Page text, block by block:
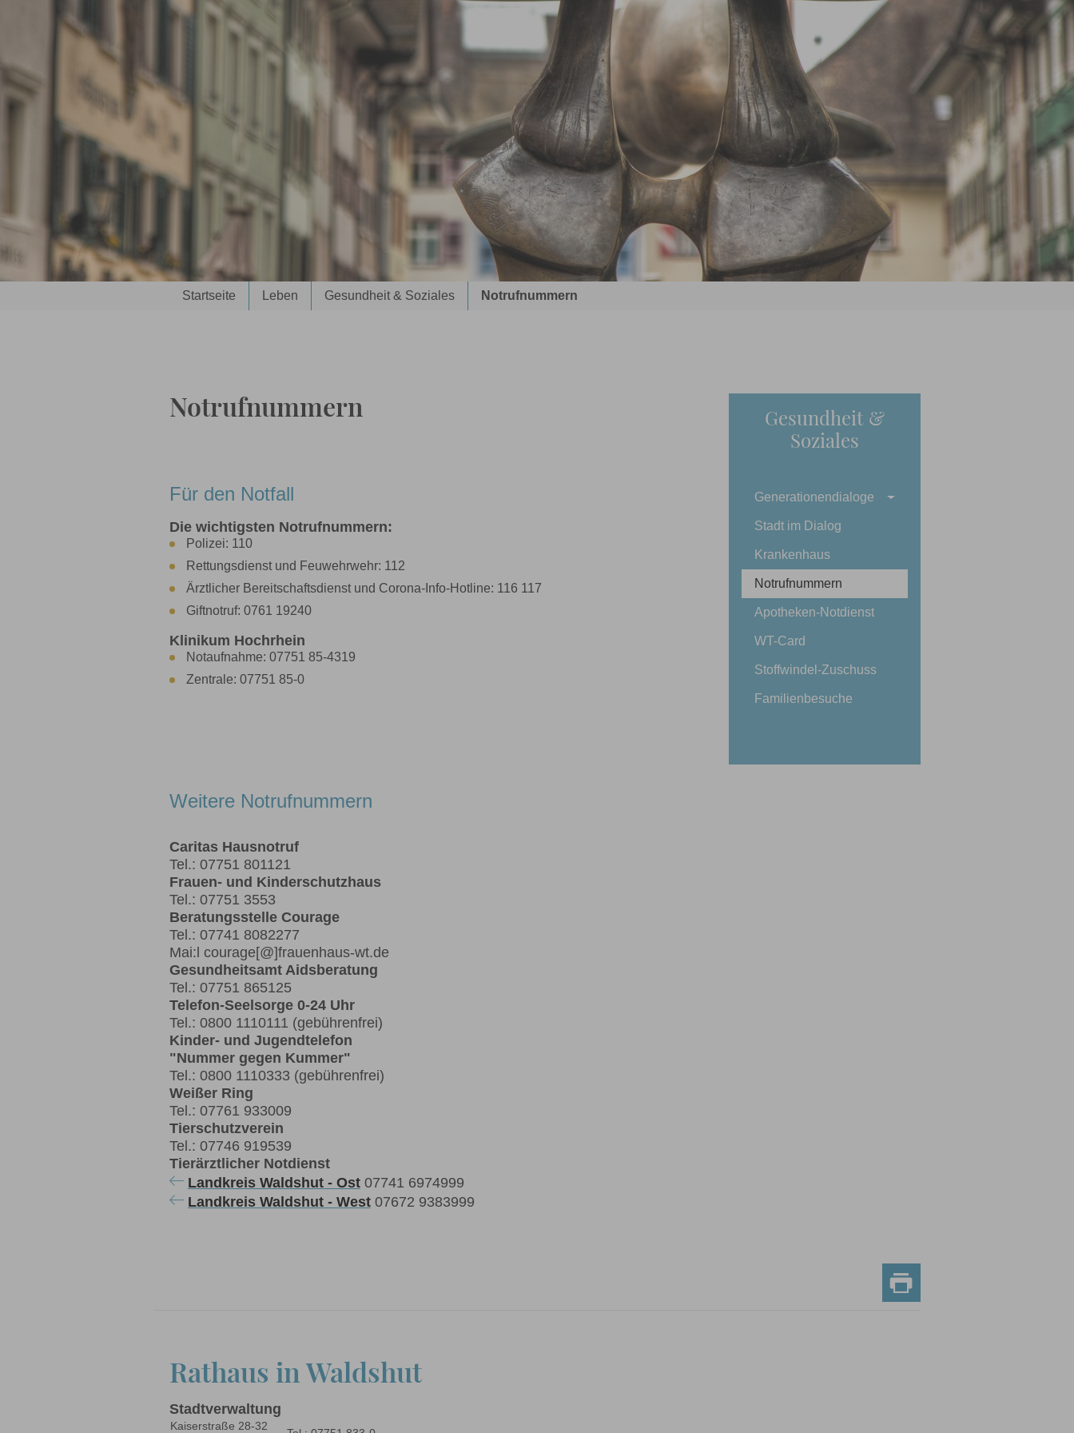
Sie sind hier:
Startseite Leben Gesundheit & Soziales Notrufnummern
Notrufnummern
Für den Notfall
Die wichtigsten Notrufnummern:
Polizei: 110
Rettungsdienst und Feuwehrwehr: 112
Ärztlicher Bereitschaftsdienst und Corona-Info-Hotline: 116 117
Giftnotruf: 0761 19240
Klinikum Hochrhein
Notaufnahme: 07751 85-4319
Zentrale: 07751 85-0
Weitere Notrufnummern
Caritas Hausnotruf
Tel.: 07751 801121
Frauen- und Kinderschutzhaus
Tel.: 07751 3553
Beratungsstelle Courage
Tel.: 07741 8082277
Mai:l courage[@]frauenhaus-wt.de
Gesundheitsamt Aidsberatung
Tel.: 07751 865125
Telefon-Seelsorge 0-24 Uhr
Tel.: 0800 1110111 (gebührenfrei)
Kinder- und Jugendtelefon
"Nummer gegen Kummer"
Tel.: 0800 1110333 (gebührenfrei)
Weißer Ring
Tel.: 07761 933009
Tierschutzverein
Tel.: 07746 919539
Tierärztlicher Notdienst
Landkreis Waldshut - Ost07741 6974999
Landkreis Waldshut - West07672 9383999
Gesundheit &
Soziales
Generationendialoge
Stadt im Dialog
Krankenhaus
Notrufnummern
Apotheken-Notdienst
WT-Card
Stoffwindel-Zuschuss
Familienbesuche
Rathaus in Waldshut
Stadtverwaltung
Kaiserstraße 28-32